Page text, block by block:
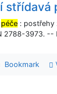
střídavá
péče :
2788-3973. --
Bookmark